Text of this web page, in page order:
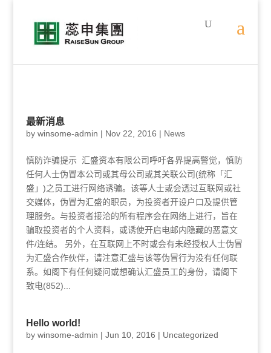
最新消息
by winsome-admin | Nov 22, 2016 | News
慎防诈骗提示 汇盛资本有限公司呼吁各界提高警觉，慎防
任何人士伪冒本公司或其母公司或其关联公司(统称「汇
盛」)之员工进行网络诱骗。该等人士或会透过互联网或社
交媒体，伪冒为汇盛的职员，为投资者开设户口及提供管
理服务。与投资者接洽的所有程序会在网络上进行，旨在
骗取投资者的个人资料，或诱使开启电邮内隐藏的恶意文
件/连结。 另外，在互联网上不时或会有未经授权人士伪冒
为汇盛合作伙伴，请注意汇盛与该等伪冒行为没有任何联
系。如阁下有任何疑问或想确认汇盛员工的身份，请阁下
致电(852)...
Hello world!
by winsome-admin | Jun 10, 2016 | Uncategorized